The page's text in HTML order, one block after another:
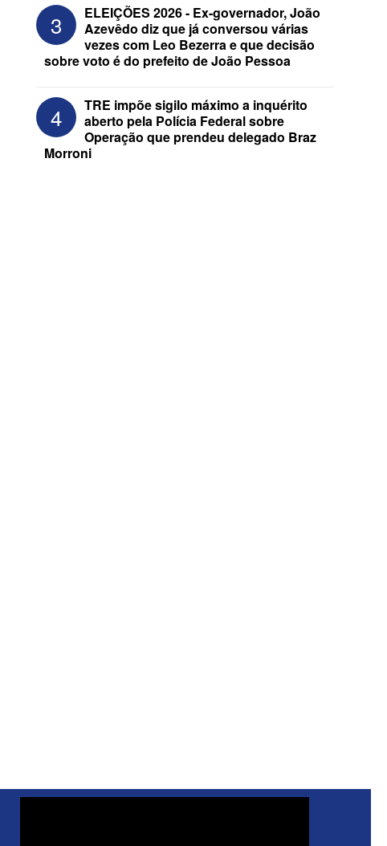
PCdoB apostam em Lucas
3
ELEIÇÕES 2026 - Ex-governador, João
Azevêdo diz que já conversou várias
vezes com Leo Bezerra e que decisão
sobre voto é do prefeito de João Pessoa
4
TRE impõe sigilo máximo a inquérito
aberto pela Polícia Federal sobre
Operação que prendeu delegado Braz
Morroni